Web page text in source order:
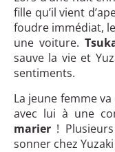
fille qu’il vient
foudre immédiat,
une voiture.
sauve la vie et
sentiments.
La jeune femme
avec lui à une
marier !
sonner chez